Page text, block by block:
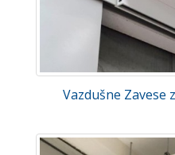
Vazdušne Zavese